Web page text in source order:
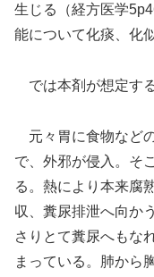
生じる（経方医学
能について化痰、化
では本剤が想定す
元々胃に食物など
で、外邪が侵入。そ
る。熱により本来腐
収、糞尿排泄へ向か
さりとて糞尿へもな
まっている。肺から